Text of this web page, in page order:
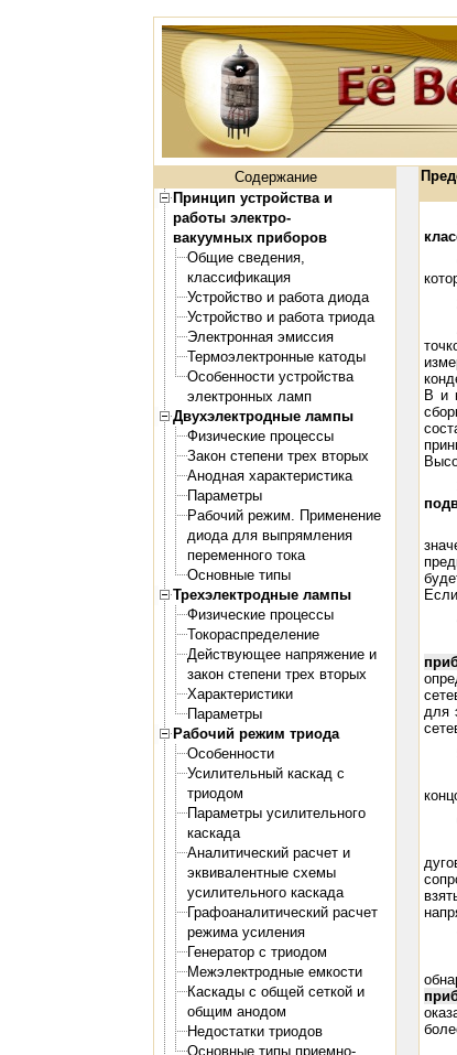
Содержание
Принцип устройства и
работы электро-
вакуумных приборов
Общие сведения,
классификация
Устройство и работа диода
Устройство и работа триода
Электронная эмиссия
Термоэлектронные катоды
Особенности устройства
электронных ламп
Двухэлектродные лампы
Физические процессы
Закон степени трех вторых
Анодная характеристика
Параметры
Рабочий режим. Применение
диода для выпрямления
переменного тока
Основные типы
Трехэлектродные лампы
Физические процессы
Токораспределение
Действующее напряжение и
закон степени трех вторых
Характеристики
Параметры
Рабочий режим триода
Особенности
Усилительный каскад с
триодом
Параметры усилительного
каскада
Аналитический расчет и
эквивалентные схемы
усилительного каскада
Графоаналитический расчет
режима усиления
Генератор с триодом
Межэлектродные емкости
Каскады с общей сеткой и
общим анодом
Недостатки триодов
Основные типы приемно-
В и
для